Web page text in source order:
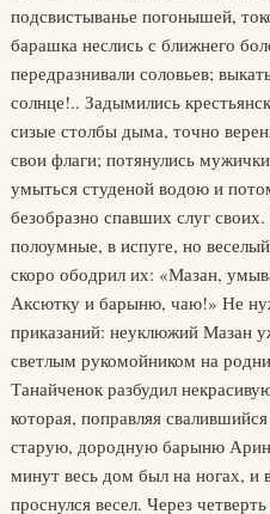
подсвистыванье погонышей,
барашка неслись с ближнего
передразнивали соловьев;
солнце!.. Задымились
сизые столбы дыма, точно
свои флаги; потянулись
умыться студеной водою и
безобразно спавших слуг
полоумные, в испуге, но
скоро ободрил их: «Мазан,
Аксютку и барыню, чаю!» Не
приказаний: неуклюжий Мазан
светлым рукомойником на
Танайченок разбудил
которая, поправляя
старую, дородную барыню
минут весь дом был на ногах, и
проснулся весел. Через